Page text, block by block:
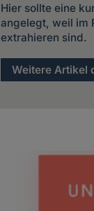
Hier sollte eine
angelegt, weil im
extrahieren sind.
Weitere Artikel